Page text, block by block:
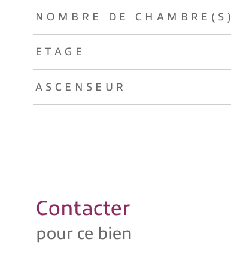
NOMBRE DE CHAMBRE(S)
ETAGE
ASCENSEUR
Contacter
pour ce bien